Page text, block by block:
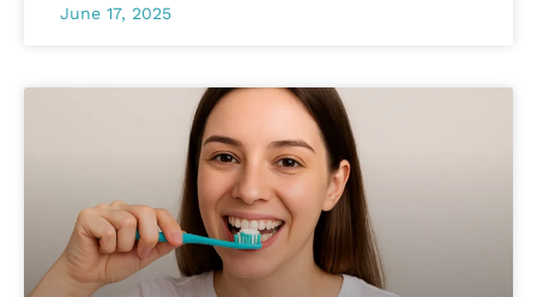
June 17, 2025